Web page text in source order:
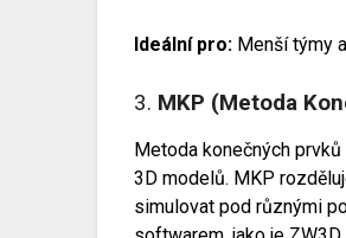
Ideální pro: Menší týmy
3. MKP (Metoda
Metoda konečných
3D modelů. MKP
simulovat pod různými